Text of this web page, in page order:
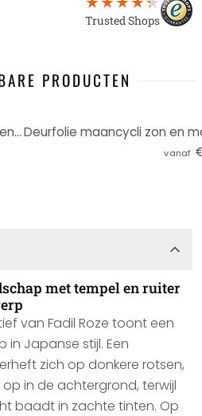
Trusted Shops
PRODUCTEN
Deurfolie De poort naar de ruimte - Nicebleed - Zelfklevende deurdecoratie
vanaf
met tempel en ruiter
van Fadil Roze toont een
Japanse stijl. Een
zich op donkere rotsen,
in de achtergrond, terwijl
baadt in zachte tinten. Op